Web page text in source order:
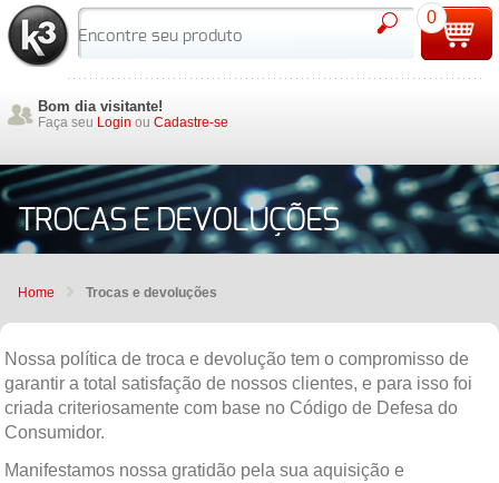
Bom dia visitante!
Faça seu Login ou Cadastre-se
0
TROCAS E DEVOLUÇÕES
Home Trocas e devoluções
Nossa política de troca e devolução tem o compromisso de
garantir a total satisfação de nossos clientes, e para isso foi
criada criteriosamente com base no Código de Defesa do
Consumidor.
Manifestamos nossa gratidão pela sua aquisição e